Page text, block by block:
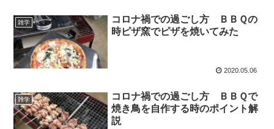
雑学
コロナ禍での過ごし方 ＢＢＱの
時ピザ窯でピザを焼いてみた
2020.05.06
雑学
コロナ禍での過ごし方 ＢＢＱで
焼き鳥を自作する時のポイント解
説